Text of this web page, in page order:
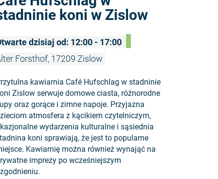
koni w Zislow
dzisiaj od: 12:00 - 17:00
Forsthof, 17209 Zislow
kawiarnia Café Hufschlag w stadninie
Zislow serwuje domowe ciasta, różnorodne
oraz gorące i zimne napoje. Przyjazna
atmosfera z kącikiem czytelniczym,
wydarzenia kulturalne i sąsiednia
koni sprawiają, że jest to popularne
Kawiarnię można również wynająć na
imprezy po wcześniejszym